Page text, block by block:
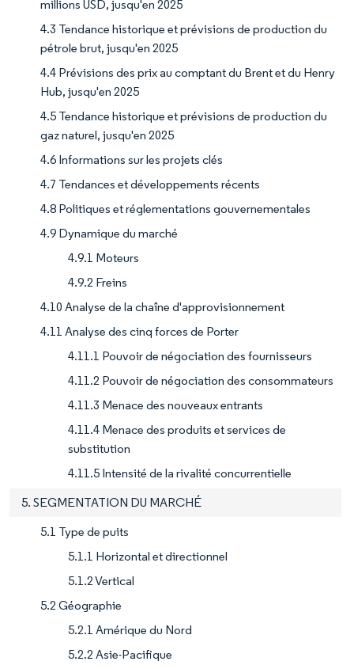
millions USD, jusqu'en 2025
4.3 Tendance historique et prévisions de production du
pétrole brut, jusqu'en 2025
4.4 Prévisions des prix au comptant du Brent et du Henry
Hub, jusqu'en 2025
4.5 Tendance historique et prévisions de production du
gaz naturel, jusqu'en 2025
4.6 Informations sur les projets clés
4.7 Tendances et développements récents
4.8 Politiques et réglementations gouvernementales
4.9 Dynamique du marché
4.9.1 Moteurs
4.9.2 Freins
4.10 Analyse de la chaîne d'approvisionnement
4.11 Analyse des cinq forces de Porter
4.11.1 Pouvoir de négociation des fournisseurs
4.11.2 Pouvoir de négociation des consommateurs
4.11.3 Menace des nouveaux entrants
4.11.4 Menace des produits et services de
substitution
4.11.5 Intensité de la rivalité concurrentielle
5. SEGMENTATION DU MARCHÉ
5.1 Type de puits
5.1.1 Horizontal et directionnel
5.1.2 Vertical
5.2 Géographie
5.2.1 Amérique du Nord
5.2.2 Asie-Pacifique